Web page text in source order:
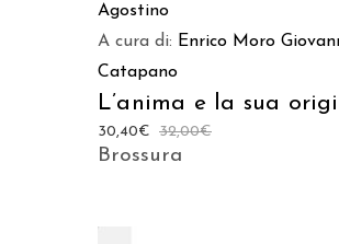
Agostino
A cura di: Enrico Moro
Catapano
L’anima e la sua
32,00€
30,40€
Brossura